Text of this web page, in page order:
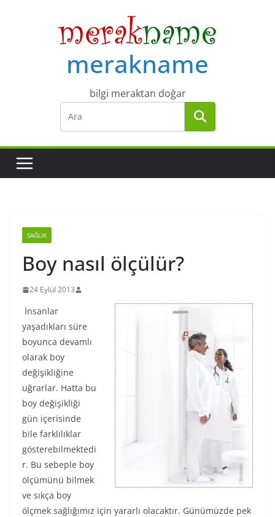
merakname
bilgi meraktan doğar
SAĞLIK
Boy nasıl ölçülür?
24 Eylül 2013
İnsanlar
yaşadıkları süre
boyunca devamlı
olarak boy
değişikliğine
uğrarlar. Hatta bu
boy değişikliği
gün içerisinde
bile farklılıklar
gösterebilmektedi
r. Bu sebeple boy
ölçümünü bilmek
ve sıkça boy
ölçmek sağlığımız için yararlı olacaktır. Günümüzde pek